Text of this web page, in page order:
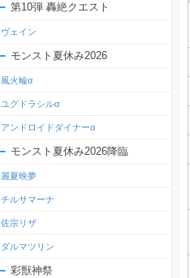
第10弾 轟絶クエスト
ヴェイン
モンスト夏休み2026
風火輪α
ユグドラシルα
アンドロイドダイナーα
モンスト夏休み2026降臨
麗夏映夢
チルサマーナ
佐宗リザ
ダルマツリン
彩獣神祭